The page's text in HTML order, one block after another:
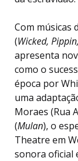
Com músicas
(Wicked,
apresenta
como o
época por
uma
Moraes (Rua
(Mulan), o
Theatre em
sonora oficial